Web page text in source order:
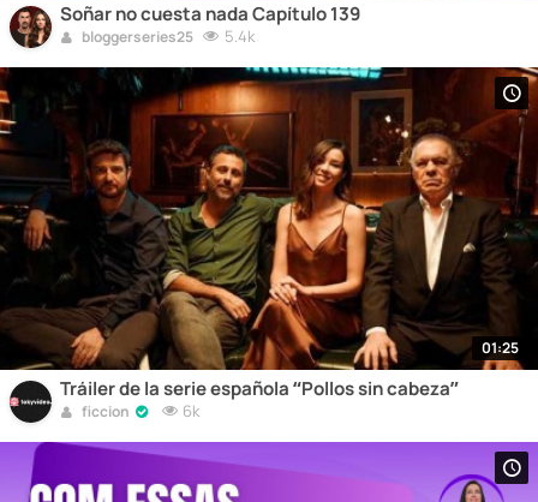
Soñar no cuesta nada Capítulo 139
bloggerseries25 5.4k
01:25
Tráiler de la serie española “Pollos sin cabeza”
ficcion 6k